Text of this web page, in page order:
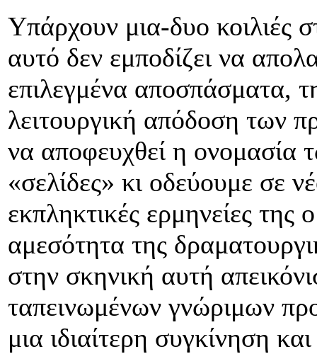
Υπάρχουν μια-δυο κοιλιές
αυτό δεν εμποδίζει να
επιλεγμένα αποσπάσματα,
λειτουργική απόδοση των
να αποφευχθεί η ονομασία
«σελίδες» κι οδεύουμε σε
εκπληκτικές ερμηνείες
αμεσότητα της
στην σκηνική αυτή
ταπεινωμένων γνώριμων
μια ιδιαίτερη συγκίνηση